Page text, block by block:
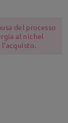
del processo
al nichel
l'acquisto.